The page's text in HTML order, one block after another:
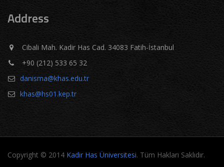
Address
Cibali Mah. Kadir Has Cad. 34083 Fatih-İstanbul
+90 (212) 533 65 32
danisma@khas.edu.tr
khas@hs01.kep.tr
Copyright © 2014 Kadir Has Üniversitesi. Tüm Hakları Saklıdır.